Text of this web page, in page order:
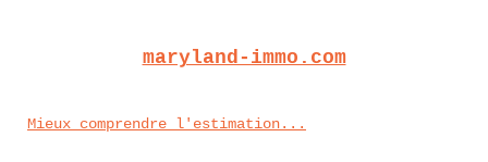
maryland-immo.com
Mieux comprendre l'estimation...